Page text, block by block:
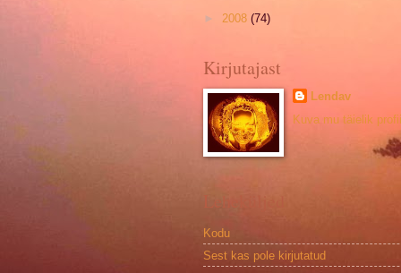
► 2008 (74)
Kirjutajast
Lendav
Kuva mu täielik
Leheküljed
Kodu
Sest kas pole kirjutatud